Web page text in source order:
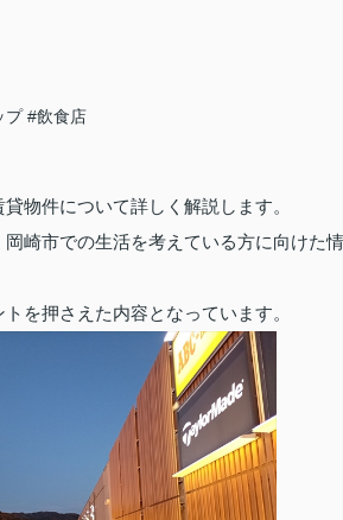
プ #飲食店
物件について詳しく解説します。
崎市での生活を考えている方に向けた情
を押さえた内容となっています。